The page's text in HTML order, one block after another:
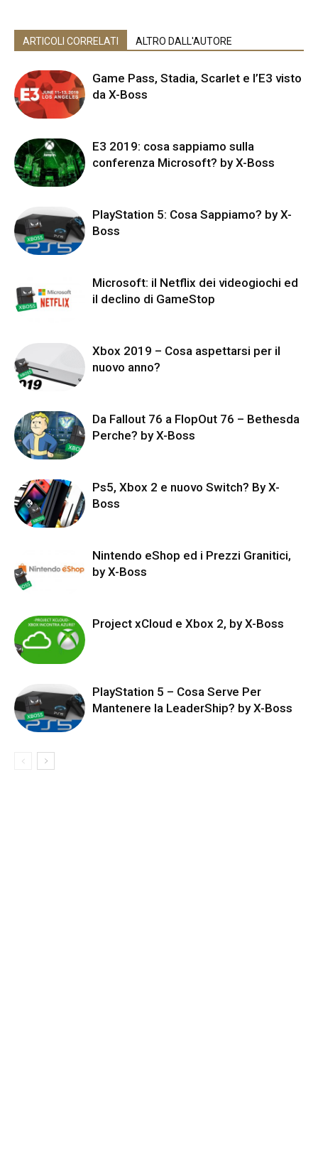
ARTICOLI CORRELATI ALTRO DALL'AUTORE
Game Pass, Stadia, Scarlet e l’E3 visto
da X-Boss
E3 2019: cosa sappiamo sulla
conferenza Microsoft? by X-Boss
PlayStation 5: Cosa Sappiamo? by X-
Boss
Microsoft: il Netflix dei videogiochi ed
il declino di GameStop
Xbox 2019 – Cosa aspettarsi per il
nuovo anno?
Da Fallout 76 a FlopOut 76 – Bethesda
Perche? by X-Boss
Ps5, Xbox 2 e nuovo Switch? By X-
Boss
Nintendo eShop ed i Prezzi Granitici,
by X-Boss
Project xCloud e Xbox 2, by X-Boss
PlayStation 5 – Cosa Serve Per
Mantenere la LeaderShip? by X-Boss